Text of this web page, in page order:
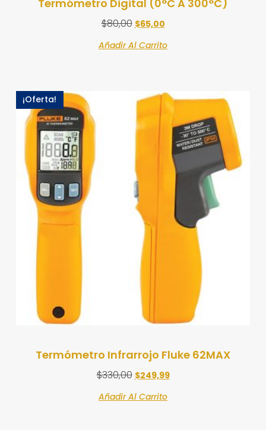
Termómetro Digital (0°C A 300°C)
$80,00 $65,00
Añadir Al Carrito
¡Oferta!
Termómetro Infrarrojo Fluke 62MAX
$330,00 $249,99
Añadir Al Carrito